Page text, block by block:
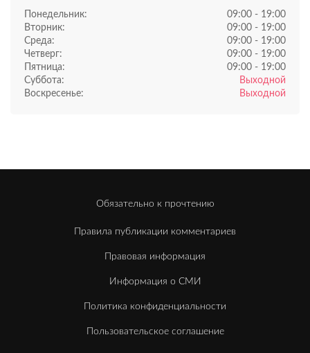
Понедельник:
09:00 - 19:00
Вторник:
09:00 - 19:00
Среда:
09:00 - 19:00
Четверг:
09:00 - 19:00
Пятница:
09:00 - 19:00
Суббота:
Выходной
Воскресенье:
Выходной
Обязательно к прочтению
Правила публикации комментариев
Правовая информация
Информация о СМИ
Политика конфиденциальности
Пользовательское соглашение